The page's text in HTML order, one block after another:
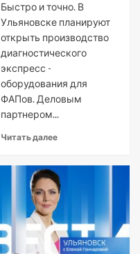
Быстро и точно. В
Ульяновске планируют
открыть производство
диагностического
экспресс -
оборудования для
ФАПов. Деловым
партнером...
Читать далее